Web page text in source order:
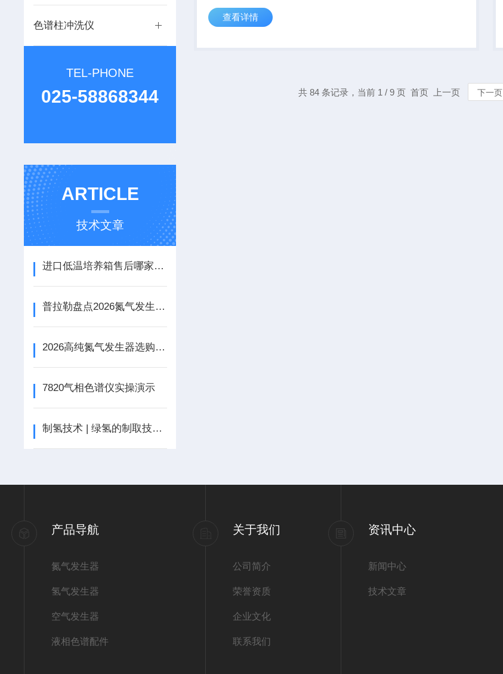
色谱柱冲洗仪
TEL-PHONE
025-58868344
ARTICLE
技术文章
进口低温培养箱售后哪家好？普拉勒一站式服务详解
普拉勒盘点2026氮气发生器选购避坑要点：这些选型错误别再犯
2026高纯氮气发生器选购避坑要点：这些错误别再犯
7820气相色谱仪实操演示
制氢技术 | 绿氢的制取技术——电解水制氢
维素滤膜的一次性针头过滤
径：25mm（里面所装滤膜
查看详情
共 84 条记录，当前 1 / 9 页 首页 上一页 下一页
产品导航
氮气发生器
氢气发生器
空气发生器
液相色谱配件
关于我们
公司简介
荣誉资质
企业文化
联系我们
资讯中心
新闻中心
技术文章